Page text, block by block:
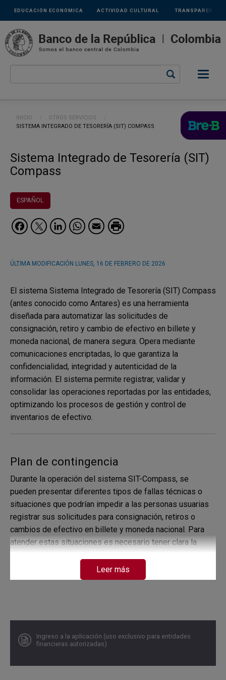
Pasar al contenido principal
Links
secundarios
ACTIVIDAD CULTURAL
EDUCACIÓN ECONÓMICA TRANSPARENCIA
Ruta de navegación
INICIO
OTROS SERVICIOS
CURRENT:
SISTEMA INTEGRADO DE TESORERÍA (SIT) COMPASS
Sistema Integrado de Tesorería (SIT)
Compass
ESPAÑOL
Facebook
Twitter
LinkedIn
WhatsApp
Email
Ingreso a la aplicación (uso exclusivo para entidades
financieras autorizadas)
ÚLTIMA MODIFICACIÓN LUNES, 16 DE FEBRERO DE 2026
El sistema Sistema Integrado de Tesorería (SIT) Compass
(antes conocido como Antares) es una herramienta
diseñada para automatizar las solicitudes de
consignación, retiro y cambio de efectivo en billete y
moneda nacional, de manera segura. Opera mediante
comunicaciones encriptadas, lo que garantiza la
confidencialidad, integridad y autenticidad de la
información. El sistema permite registrar, validar y
consolidar las operaciones reportadas por las entidades,
optimizando los procesos de gestión y control de
inventarios de efectivo.
Plan de contingencia
Durante la operación del sistema SIT-Compass, se
pueden presentar diferentes tipos de fallas técnicas o
situaciones que podrían impedir a las personas usuarias
registrar sus solicitudes para consignación, retiros o
cambios de efectivo en billete y moneda nacional. Para
atender estas situaciones es necesario tener clara la
Escenarios posibles
Problemas para ingresar a WSEBRA o SIT-Compass
por fallas técnicas en el Banco de la República.
No disponibilidad de SIT-Compass ante la declaratoria
Leer más